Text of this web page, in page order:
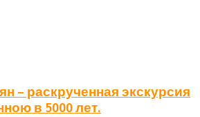
– раскрученная экскурсия
в 5000 лет.